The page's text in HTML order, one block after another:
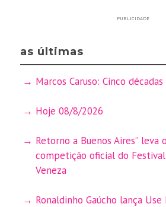
PUBLICIDADE
as últimas
Marcos Caruso: Cinco
Hoje 08/8/2026
Retorno a Buenos Aires”
competição oficial do
Veneza
Ronaldinho Gaúcho lança